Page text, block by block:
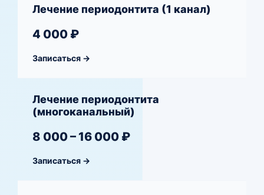
Лечение периодонтита (1 канал)
4 000 ₽
Записаться →
Лечение периодонтита
(многоканальный)
8 000 – 16 000 ₽
Записаться →